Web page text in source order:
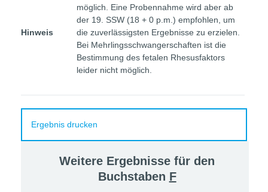
Hinweis
möglich. Eine Probennahme wird aber ab
der 19. SSW (18 + 0 p.m.) empfohlen, um
die zuverlässigsten Ergebnisse zu erzielen.
Bei Mehrlingsschwangerschaften ist die
Bestimmung des fetalen Rhesusfaktors
leider nicht möglich.
Ergebnis drucken
Weitere Ergebnisse für den
Buchstaben F